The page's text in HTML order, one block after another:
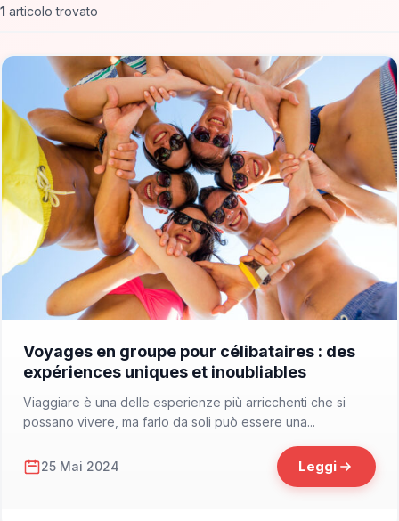
1 articolo trovato
Voyages en groupe pour célibataires : des
expériences uniques et inoubliables
Viaggiare è una delle esperienze più arricchenti che si
possano vivere, ma farlo da soli può essere una...
25 Mai 2024 Leggi